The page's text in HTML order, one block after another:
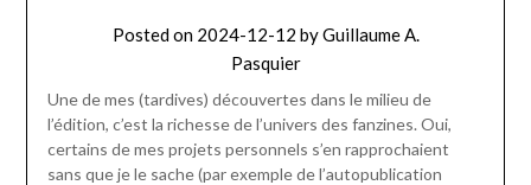
Posted on 2024-12-12 byGuillaume A.
Pasquier
Une de mes (tardives) découvertes dans le milieu de
l’édition, c’est la richesse de l’univers des fanzines. Oui,
certains de mes projets personnels s’en rapprochaient
sans que je le sache (par exemple de l’autopublication